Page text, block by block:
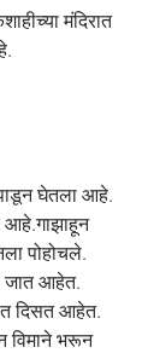
मंदिरात
पाडून घेतला आहे.
आहे.गाझाहून
पोहोचले.
जात आहेत.
दिसत आहेत.
विमाने भरून